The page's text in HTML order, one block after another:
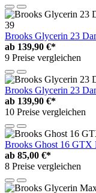
Brooks Glycerin 23
ab 139,90 €*
9 Preise vergleichen
Brooks Glycerin 23
ab 139,90 €*
10 Preise vergleichen
Brooks Ghost 16 GTX
ab 85,00 €*
8 Preise vergleichen